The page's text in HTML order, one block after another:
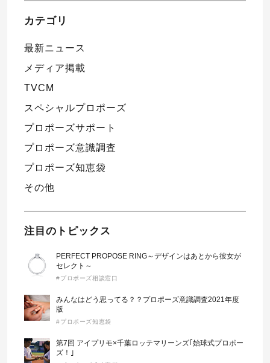
カテゴリ
最新ニュース
メディア掲載
TVCM
スペシャルプロポーズ
プロポーズサポート
プロポーズ意識調査
プロポーズ知恵袋
その他
注目のトピックス
PERFECT PROPOSE RING～デザインはあとから彼女が
セレクト～
#プロポーズ相談窓口
みんなはどう思ってる？？プロポーズ意識調査2021年度
版
#プロポーズ知恵袋
第7回 アイプリモ×千葉ロッテマリーンズ｢始球式プロポー
ズ！｣